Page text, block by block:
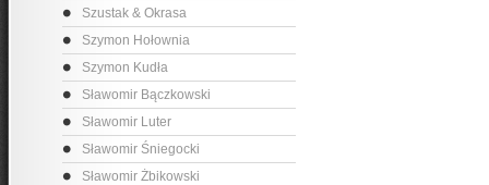
Szustak & Okrasa
Szymon Hołownia
Szymon Kudła
Sławomir Bączkowski
Sławomir Luter
Sławomir Śniegocki
Sławomir Żbikowski